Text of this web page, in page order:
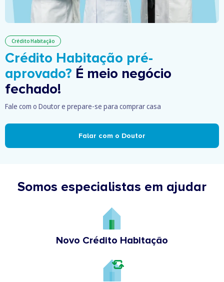
Crédito Habitação
Crédito Habitação pré-
aprovado? É meio negócio
fechado!
Fale com o Doutor e prepare-se para comprar casa
Falar com o Doutor
Somos especialistas em ajudar
Novo Crédito Habitação